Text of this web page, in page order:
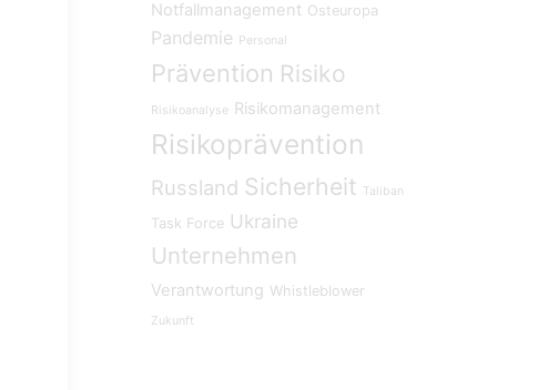
Notfallmanagement Osteuropa
Pandemie Personal
Prävention Risiko
Risikoanalyse Risikomanagement
Risikoprävention
Russland Sicherheit Taliban
Task Force Ukraine
Unternehmen
Verantwortung Whistleblower
Zukunft